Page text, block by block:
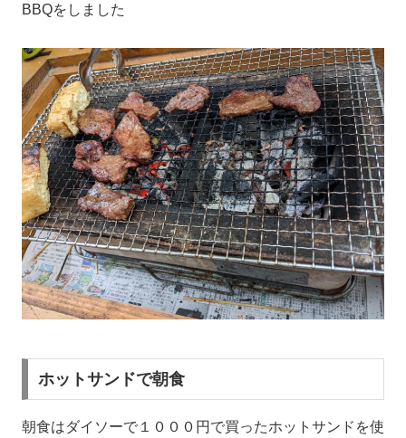
BBQをしました
ホットサンドで朝食
朝食はダイソーで１０００円で買ったホットサンドを使